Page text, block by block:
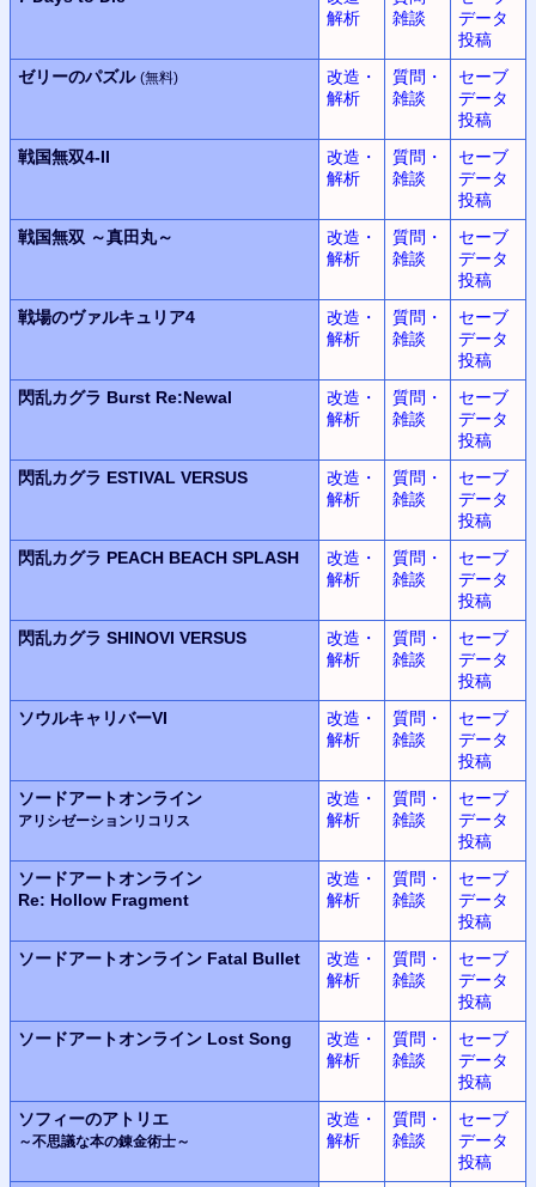
解析
雑談
データ
投稿
ゼリーのパズル (無料)
改造・
解析
質問・
雑談
セーブ
データ
投稿
戦国無双4-II
改造・
解析
質問・
雑談
セーブ
データ
投稿
戦国無双 ～真田丸～
改造・
解析
質問・
雑談
セーブ
データ
投稿
戦場のヴァルキュリア4
改造・
解析
質問・
雑談
セーブ
データ
投稿
閃乱カグラ Burst Re:Newal
改造・
解析
質問・
雑談
セーブ
データ
投稿
閃乱カグラ ESTIVAL VERSUS
改造・
解析
質問・
雑談
セーブ
データ
投稿
閃乱カグラ PEACH BEACH SPLASH
改造・
解析
質問・
雑談
セーブ
データ
投稿
閃乱カグラ SHINOVI VERSUS
改造・
解析
質問・
雑談
セーブ
データ
投稿
ソウルキャリバーVI
改造・
解析
質問・
雑談
セーブ
データ
投稿
ソードアートオンライン
アリシゼーションリコリス
改造・
解析
質問・
雑談
セーブ
データ
投稿
ソードアートオンライン
Re: Hollow Fragment
改造・
解析
質問・
雑談
セーブ
データ
投稿
ソードアートオンライン Fatal Bullet
改造・
解析
質問・
雑談
セーブ
データ
投稿
ソードアートオンライン Lost Song
改造・
解析
質問・
雑談
セーブ
データ
投稿
ソフィーのアトリエ
～不思議な本の錬金術士～
改造・
解析
質問・
雑談
セーブ
データ
投稿